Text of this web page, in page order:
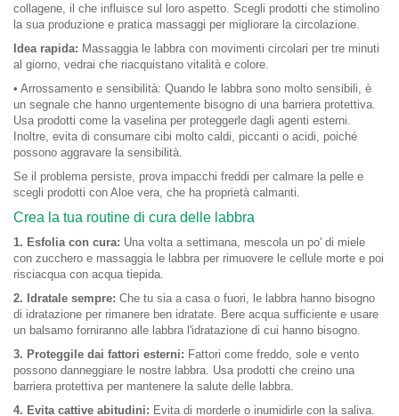
collagene, il che influisce sul loro aspetto. Scegli prodotti che stimolino
la sua produzione e pratica massaggi per migliorare la circolazione.
Idea rapida: Massaggia le labbra con movimenti circolari per tre minuti
al giorno, vedrai che riacquistano vitalità e colore.
• Arrossamento e sensibilità: Quando le labbra sono molto sensibili, è
un segnale che hanno urgentemente bisogno di una barriera protettiva.
Usa prodotti come la vaselina per proteggerle dagli agenti esterni.
Inoltre, evita di consumare cibi molto caldi, piccanti o acidi, poiché
possono aggravare la sensibilità.
Se il problema persiste, prova impacchi freddi per calmare la pelle e
scegli prodotti con Aloe vera, che ha proprietà calmanti.
Crea la tua routine di cura delle labbra
1. Esfolia con cura: Una volta a settimana, mescola un po' di miele
con zucchero e massaggia le labbra per rimuovere le cellule morte e poi
risciacqua con acqua tiepida.
2. Idratale sempre: Che tu sia a casa o fuori, le labbra hanno bisogno
di idratazione per rimanere ben idratate. Bere acqua sufficiente e usare
un balsamo forniranno alle labbra l'idratazione di cui hanno bisogno.
3. Proteggile dai fattori esterni: Fattori come freddo, sole e vento
possono danneggiare le nostre labbra. Usa prodotti che creino una
barriera protettiva per mantenere la salute delle labbra.
4. Evita cattive abitudini: Evita di morderle o inumidirle con la saliva.